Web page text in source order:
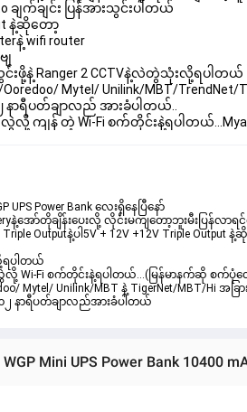
ချက်ချင်း ပြန်အားသွင်းပါတယ်
နဲ့ဆိုတော့
နဲ့ wifi router
ျ
င်းဖို့နဲ့ Ranger 2 CCTVနဲ့လဲတွဲသုံးလို့ရပါတယ်
/Ooredoo/ Mytel/ Unilink/MBT/
ာရီပတ်ချာလည် အားခံပါတယ်..
ကျန် တဲ့ Wi-Fi စက်တိုင်းနဲ့ရပါတယ်
UPS Power Bank လေးရှိနေပြီနော်
နဲ့အော်တိုချိန်းပေးလို့ လိုင်းမကျတော့ဘူးမီးပြန်လာရ
Outputနဲ့ပါ 5V + 12V +12V Triple Output နဲ့
ရပါတယ်
Wi-Fi စက်တိုင်းနဲ့ရပါတယ်...(မြန်မာနက်ဆို စက်ပုံလ
Mytel/ Unilink/MBT နဲ့ TigerNet/MBT/Hi အခ
၁၂ နာရီပတ်ချာလည်အားခံပါတယ်
Mini UPS Power Bank 10400